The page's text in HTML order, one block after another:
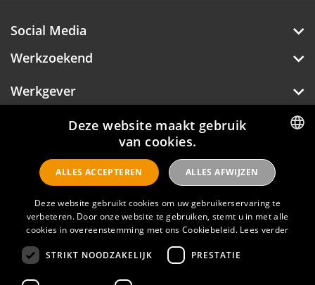
Social Media
Werkzoekend
Werkgever
Over Hotelprofessionals
Hotelprofessionals
FAQ
Privacyverklaring
DUTCH
ENGLISH
Deze website maakt gebruik
van cookies.
Deze website gebruikt cookies om uw gebruikerservaring te
verbeteren. Door onze website te gebruiken, stemt u in met alle
cookies in overeenstemming met ons Cookiebeleid. Lees verder
STRIKT NOODZAKELIJK PRESTATIE
ALLES ACCEPTEREN ALLES AFWIJZEN